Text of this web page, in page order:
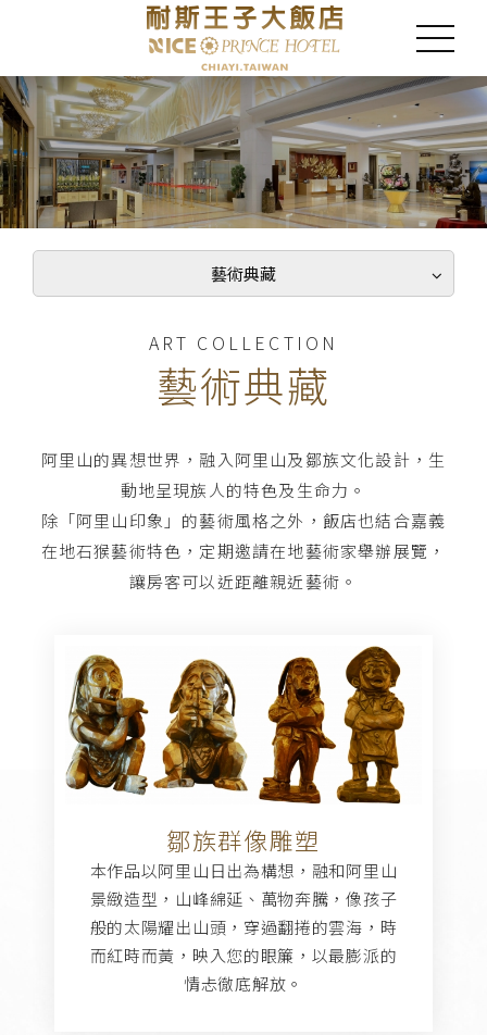
藝術典藏
ART COLLECTION
藝術典藏
阿里山的異想世界，融入阿里山及鄒族文化設計，生
動地呈現族人的特色及生命力。
除「阿里山印象」的藝術風格之外，飯店也結合嘉義
在地石猴藝術特色，定期邀請在地藝術家舉辦展覽，
讓房客可以近距離親近藝術。
鄒族群像雕塑
本作品以阿里山日出為構想，融和阿里山
景緻造型，山峰綿延、萬物奔騰，像孩子
般的太陽耀出山頭，穿過翻捲的雲海，時
而紅時而黃，映入您的眼簾，以最膨派的
情忐徹底解放。